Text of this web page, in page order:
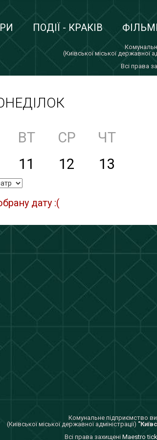
ПОДІЇ - КРАКІВ
(Київської міської державної
Всi права
ВТ СР
ЧТ
11 12 13
дату :(
Комунальне підприємство
(Київської міської державної адміністрації)
Всi права захищенi Maestro